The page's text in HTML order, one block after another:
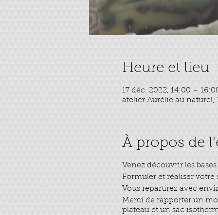
Heure et lieu
17 déc. 2022, 14:00 –
atelier Aurélie au naturel,
À propos de
Venez découvrir les
Formuler et réaliser votre
Vous repartirez avec
Merci de rapporter un
plateau et un sac